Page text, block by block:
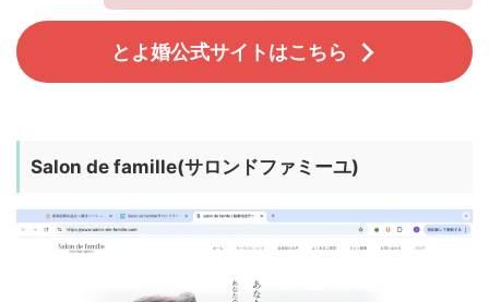
とよ婚公式サイトはこちら
Salon de famille(サロンドファミーユ)